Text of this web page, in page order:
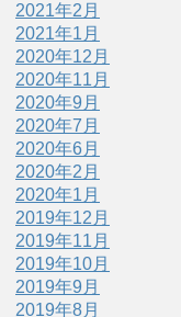
2021年2月
2021年1月
2020年12月
2020年11月
2020年9月
2020年7月
2020年6月
2020年2月
2020年1月
2019年12月
2019年11月
2019年10月
2019年9月
2019年8月